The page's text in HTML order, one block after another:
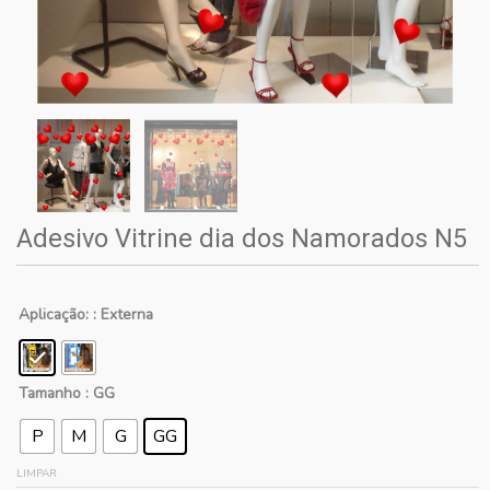
Adesivo Vitrine dia dos Namorados N5
Aplicação: : Externa
Tamanho : GG
P M G GG
LIMPAR